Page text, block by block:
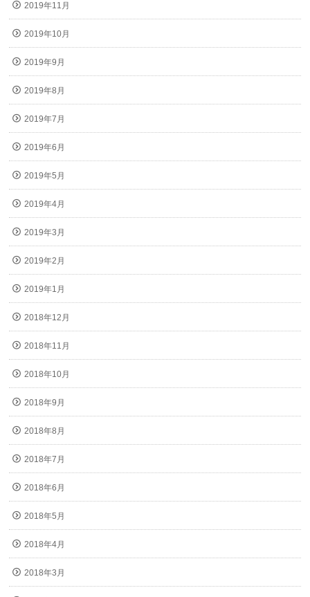
2019年11月
2019年10月
2019年9月
2019年8月
2019年7月
2019年6月
2019年5月
2019年4月
2019年3月
2019年2月
2019年1月
2018年12月
2018年11月
2018年10月
2018年9月
2018年8月
2018年7月
2018年6月
2018年5月
2018年4月
2018年3月